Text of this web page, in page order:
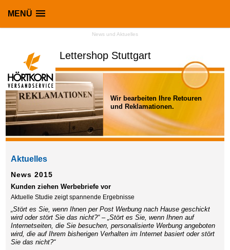
MENÜ
Lettershop Stuttgart
News und Aktuelles
Aktuelles
News 2015
Kunden ziehen Werbebriefe vor
Aktuelle Studie zeigt spannende Ergebnisse
„Stört es Sie, wenn Ihnen per Post Werbung nach Hause geschickt
wird oder stört Sie das nicht?“ – „Stört es Sie, wenn Ihnen auf
Internetseiten, die Sie besuchen, personalisierte Werbung angeboten
wird, die auf Ihrem bisherigen Verhalten im Internet basiert oder stört
Sie das nicht?“
Wir bearbeiten Ihre Retouren
und Reklamationen.